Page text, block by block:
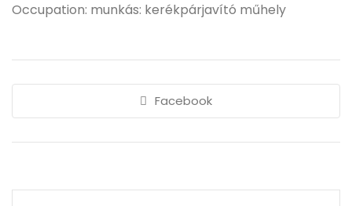
Occupation: munkás: kerékpárjavító műhely
Facebook